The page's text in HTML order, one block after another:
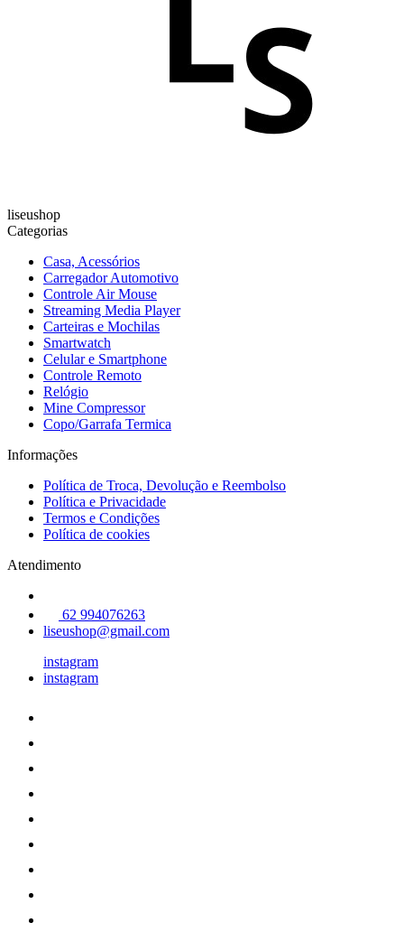
liseushop
Categorias
Casa, Acessórios
Carregador Automotivo
Controle Air Mouse
Streaming Media Player
Carteiras e Mochilas
Smartwatch
Celular e Smartphone
Controle Remoto
Relógio
Mine Compressor
Copo/Garrafa Termica
Informações
Política de Troca, Devolução e Reembolso
Política e Privacidade
Termos e Condições
Política de cookies
Atendimento
62 994076263
liseushop@gmail.com
instagram
instagram